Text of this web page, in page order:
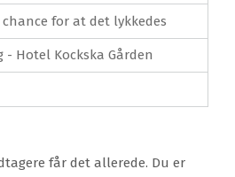
for at det lykkedes
- Hotel Kockska Gården
får det allerede. Du er